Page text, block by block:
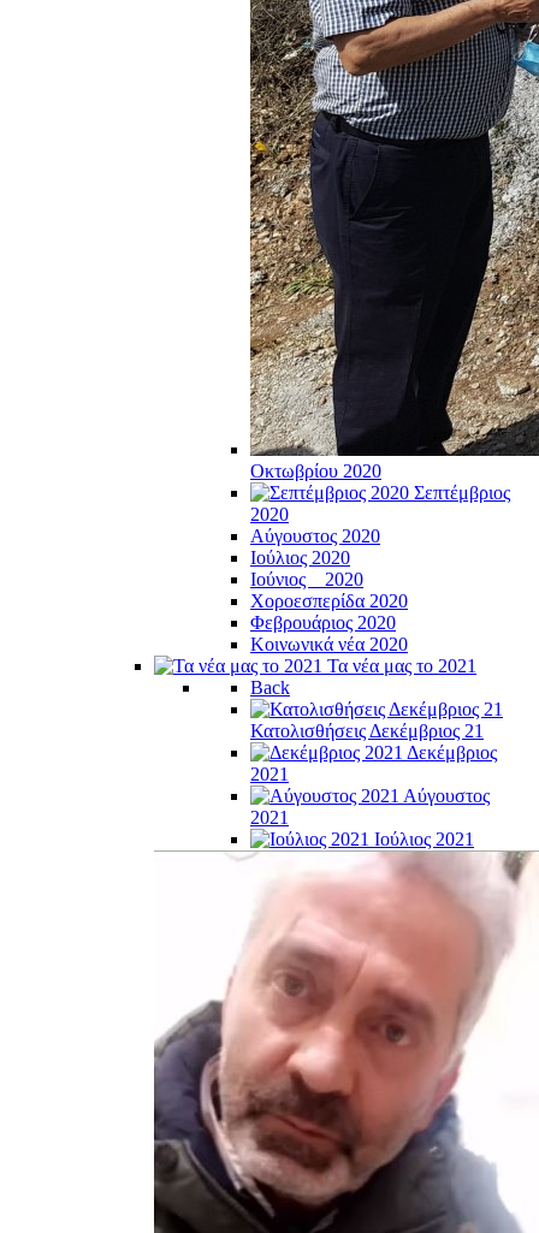
Οκτωβρίου 2020
Σεπτέμβριος
2020
Αύγουστος 2020
Ιούλιος 2020
Ιούνιος _ 2020
Χοροεσπερίδα 2020
Φεβρουάριος 2020
Κοινωνικά νέα 2020
Τα νέα μας το 2021
Back
Κατολισθήσεις Δεκέμβριος 21
Δεκέμβριος
2021
Αύγουστος
2021
Ιούλιος 2021